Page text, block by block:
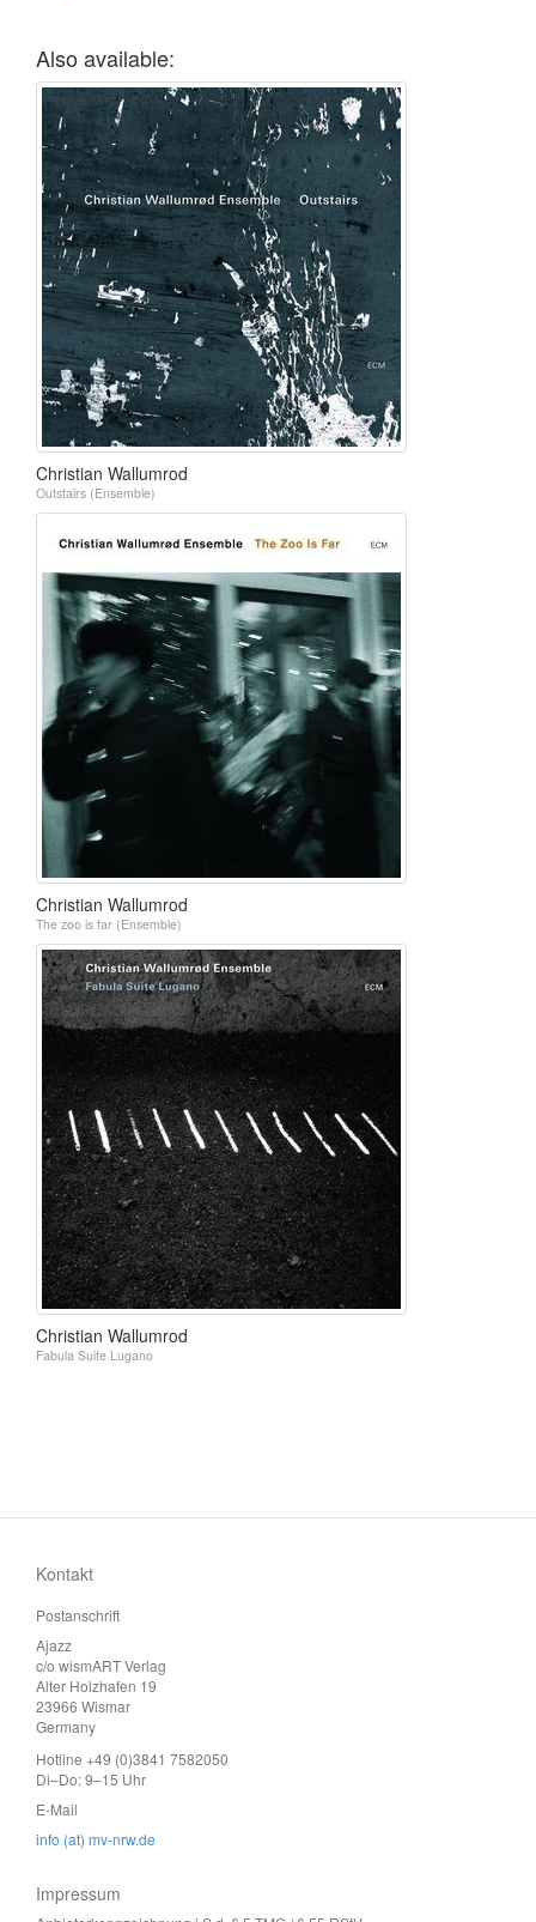
Also available:
Christian Wallumrod
Outstairs (Ensemble)
Christian Wallumrod
The zoo is far (Ensemble)
Christian Wallumrod
Fabula Suite Lugano
Kontakt
Postanschrift
Ajazz
c/o wismART Verlag
Alter Holzhafen 19
23966 Wismar
Germany
Hotline +49 (0)3841 7582050
Di–Do: 9–15 Uhr
E-Mail
info (at) mv-nrw.de
Impressum